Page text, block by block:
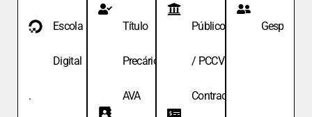
Escola
Digital
.
Título
Precário
AVA
Públicos
/ PCCV
Contracheque
Gesp